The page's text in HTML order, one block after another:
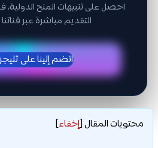
احصل على تنبيهات المنح
التقديم مباشرة عبر
انضم إلينا على
محتويات المقال[إخفاء]